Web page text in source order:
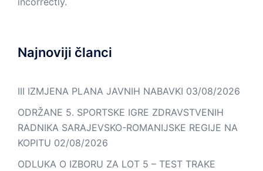
Najnoviji članci
III IZMJENA PLANA JAVNIH NABAVKI 03/08/2026
ODRŽANE 5. SPORTSKE IGRE ZDRAVSTVENIH
RADNIKA SARAJEVSKO-ROMANIJSKE REGIJE NA
KOPITU 02/08/2026
ODLUKA O IZBORU ZA LOT 5 – TEST TRAKE